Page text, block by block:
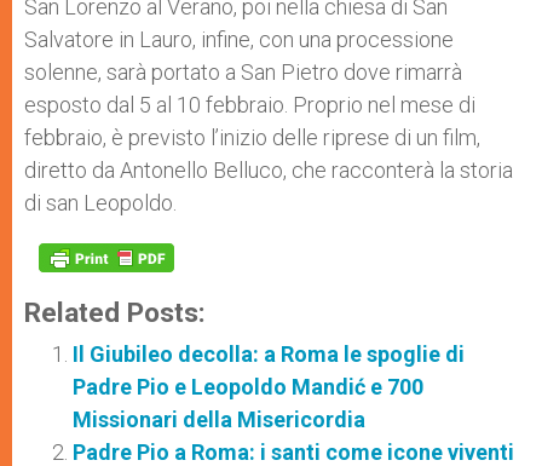
San Lorenzo al Verano, poi nella chiesa di San
Salvatore in Lauro, infine, con una processione
solenne, sarà portato a San Pietro dove rimarrà
esposto dal 5 al 10 febbraio. Proprio nel mese di
febbraio, è previsto l’inizio delle riprese di un film,
diretto da Antonello Belluco, che racconterà la storia
di san Leopoldo.
Related Posts:
Il Giubileo decolla: a Roma le spoglie di
Padre Pio e Leopoldo Mandić e 700
Missionari della Misericordia
Padre Pio a Roma: i santi come icone viventi